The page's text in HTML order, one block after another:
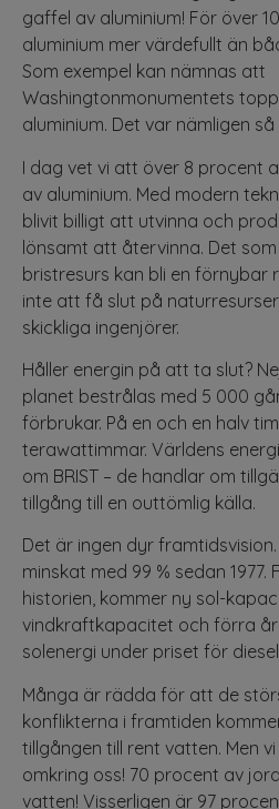
gaffel av aluminium! För över
aluminium mer värdefullt än
Som exempel kan nämnas att
Washingtonmonumentets
aluminium. Det var nämligen
I dag vet vi att över 8 procent
av aluminium. Med modern
blivit billigt att utvinna och
lönsamt att återvinna. Det
bristresurs kan bli en förnybar
inte att få slut på
skickliga ingenjörer.
Håller energin på att ta slut?
planet bestrålas med 5 000
förbrukar. På en och en halv
terawattimmar. Världens
om BRIST – de handlar om
tillgång till en outtömlig källa.
Det är ingen dyr
minskat med 99 % sedan
historien, kommer ny sol-
vindkraftkapacitet och förra
solenergi under priset för diesel
Många är rädda för att de
konflikterna i framtiden
tillgången till rent vatten. Men
omkring oss! 70 procent av
vatten! Visserligen är 97